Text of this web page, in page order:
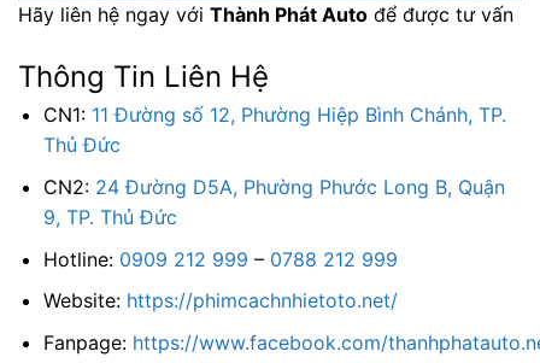
Hãy liên hệ ngay với Thành Phát Auto để được tư vấn
Thông Tin Liên Hệ
CN1: 11 Đường số 12, Phường Hiệp Bình Chánh, TP.
Thủ Đức
CN2: 24 Đường D5A, Phường Phước Long B, Quận
9, TP. Thủ Đức
Hotline: 0909 212 999 – 0788 212 999
Website: https://phimcachnhietoto.net/
Fanpage: https://www.facebook.com/